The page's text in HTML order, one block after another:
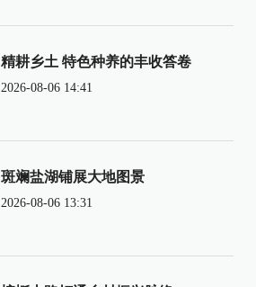
精耕乡土 特色种养的丰收答卷
2026-08-06 14:41
斑斓盐湖铺展大地图景
2026-08-06 13:31